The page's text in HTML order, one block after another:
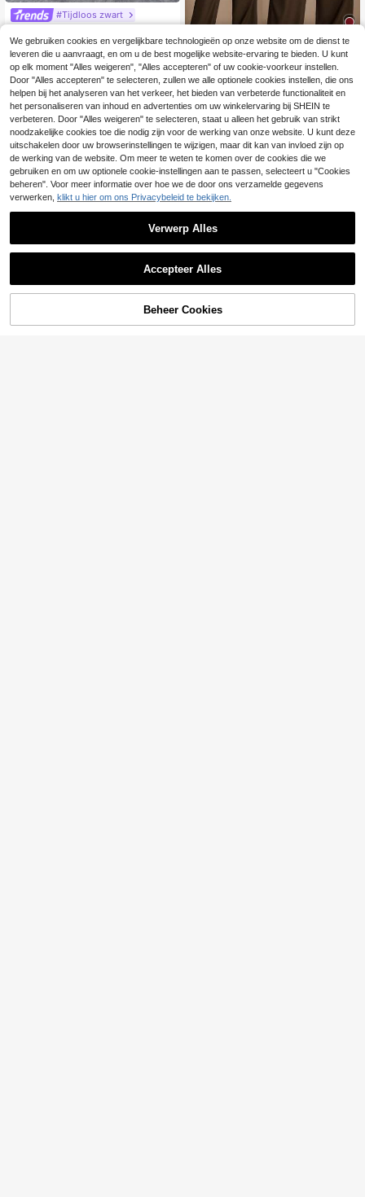
#Tijdloos zwart
en kleur eenvoudige dagelijkse zak
elijke broek
#3 Bestseller in Lang Damespakbroek
20.08€ -3% 20.84€
5
Radiana
EU Warehouse Radiana Dameskoffie
bruine broek met hoge taille en wijd
e pijpen, herfst zakelijke casual kan
toorbroek, elegante retro minimalisti
sche losse wijde pijpen werkkledin
g
18.49€
TOEVOEGEN AAN WINKELWAGEN
We gebruiken cookies en vergelijkbare technologieën op onze website om de dienst te
leveren die u aanvraagt, en om u de best mogelijke website-ervaring te bieden. U kunt
op elk moment "Alles weigeren", "Alles accepteren" of uw cookie-voorkeur instellen.
Door "Alles accepteren" te selecteren, zullen we alle optionele cookies instellen, die ons
helpen bij het analyseren van het verkeer, het bieden van verbeterde functionaliteit en
het personaliseren van inhoud en advertenties om uw winkelervaring bij SHEIN te
verbeteren. Door "Alles weigeren" te selecteren, staat u alleen het gebruik van strikt
noodzakelijke cookies toe die nodig zijn voor de werking van onze website. U kunt deze
uitschakelen door uw browserinstellingen te wijzigen, maar dit kan van invloed zijn op
de werking van de website. Om meer te weten te komen over de cookies die we
gebruiken en om uw optionele cookie-instellingen aan te passen, selecteert u "Cookies
beheren". Voor meer informatie over hoe we de door ons verzamelde gegevens
verwerken, klikt u hier om ons Privacybeleid te bekijken.
Verwerp Alles
Accepteer Alles
Beheer Cookies